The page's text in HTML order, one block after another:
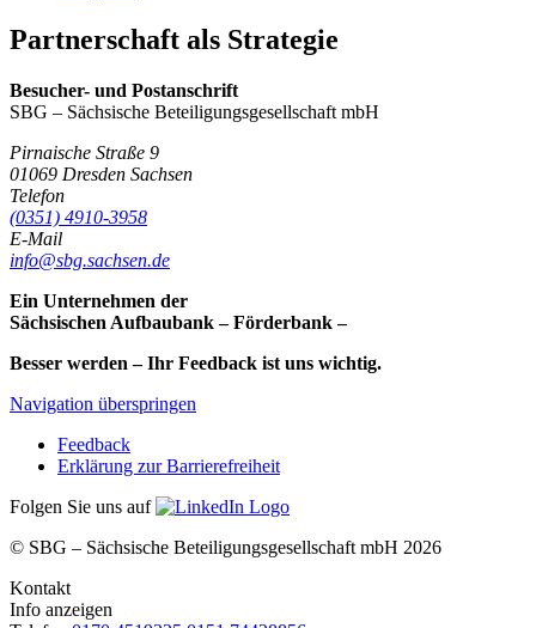
Partnerschaft als Strategie
Besucher- und Postanschrift
SBG – Sächsische Beteiligungsgesellschaft mbH
Pirnaische Straße 9
01069 Dresden Sachsen
Telefon
(0351) 4910-3958
E-Mail
info@sbg.sachsen.de
Ein Unternehmen der
Sächsischen Aufbaubank – Förderbank –
Besser werden – Ihr Feedback ist uns wichtig.
Navigation überspringen
Feedback
Erklärung zur Barrierefreiheit
Folgen Sie uns auf
© SBG – Sächsische Beteiligungsgesellschaft mbH 2026
Kontakt
Info anzeigen